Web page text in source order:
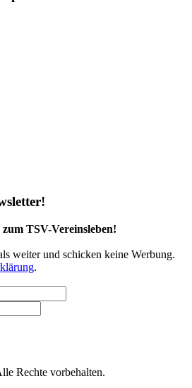
TSV-Vereinsleben!
weiter und schicken keine Werbung.
.
Rechte vorbehalten.